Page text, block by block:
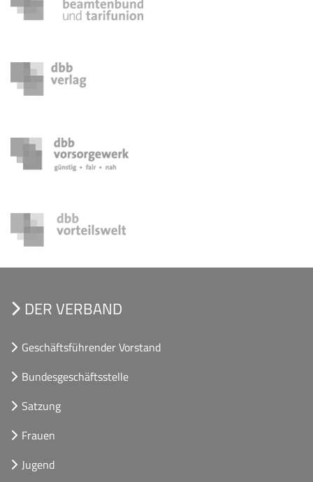
DER VERBAND
Geschäftsführender Vorstand
Bundesgeschäftsstelle
Satzung
Frauen
Jugend